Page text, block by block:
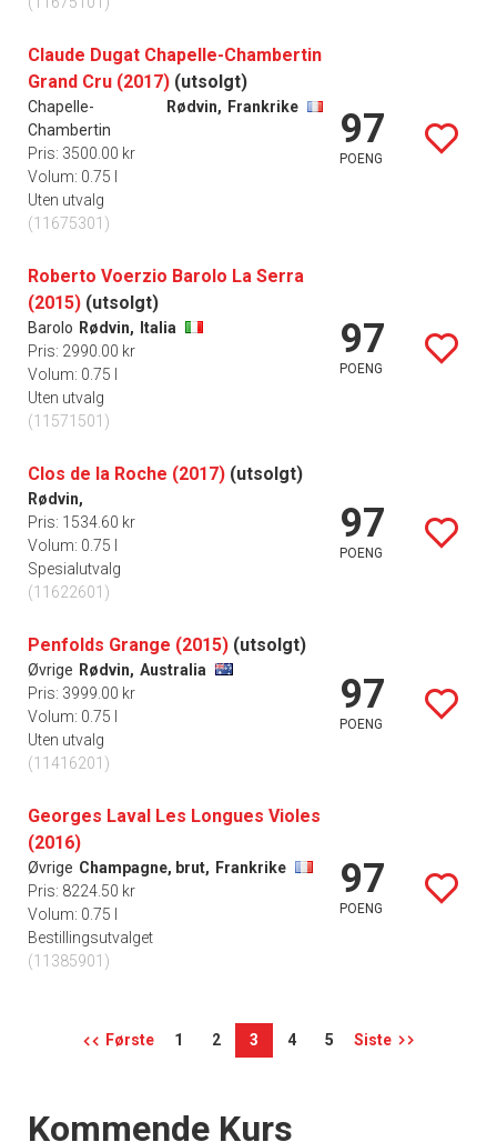
Claude Dugat Chapelle-Chambertin
Grand Cru (2017) (utsolgt)
Chapelle-
Chambertin
Rødvin, Frankrike
Pris: 3500.00 kr
Volum: 0.75 l
Uten utvalg
(11675301)
97
POENG
Roberto Voerzio Barolo La Serra
(2015) (utsolgt)
Barolo Rødvin,
Italia
Pris: 2990.00 kr
Volum: 0.75 l
Uten utvalg
(11571501)
97
POENG
Clos de la Roche (2017) (utsolgt)
Rødvin,
Pris: 1534.60 kr
Volum: 0.75 l
Spesialutvalg
(11622601)
97
POENG
Penfolds Grange (2015) (utsolgt)
Øvrige Rødvin, Australia
Pris: 3999.00 kr
Volum: 0.75 l
Uten utvalg
(11416201)
97
POENG
Georges Laval Les Longues Violes
(2016)
Øvrige Champagne, brut, Frankrike
Pris: 8224.50 kr
Volum: 0.75 l
Bestillingsutvalget
(11385901)
97
POENG
Første 1 2 3 4 5 Siste
Events
Kommende Kurs